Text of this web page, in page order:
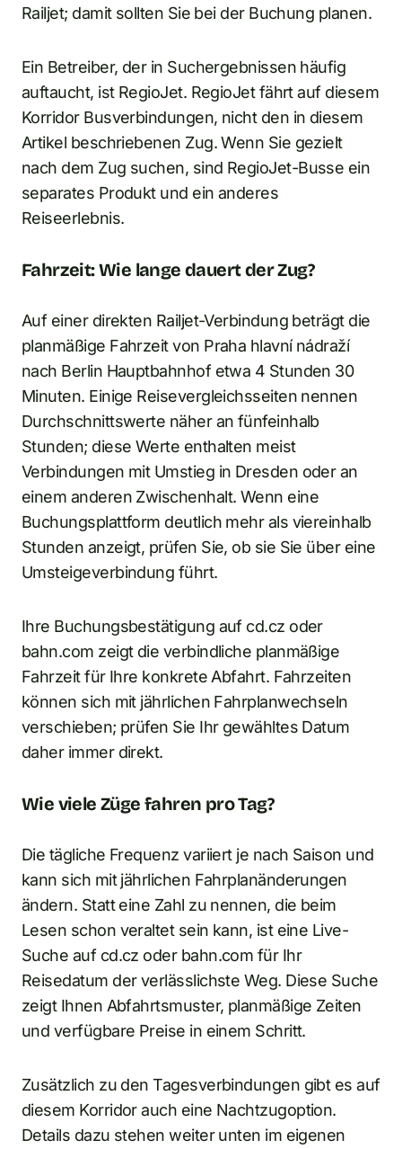
Railjet; damit sollten Sie bei der Buchung planen.
Ein Betreiber, der in Suchergebnissen häufig
auftaucht, ist RegioJet. RegioJet fährt auf diesem
Korridor Busverbindungen, nicht den in diesem
Artikel beschriebenen Zug. Wenn Sie gezielt
nach dem Zug suchen, sind RegioJet-Busse ein
separates Produkt und ein anderes
Reiseerlebnis.
Fahrzeit: Wie lange dauert der Zug?
Auf einer direkten Railjet-Verbindung beträgt die
planmäßige Fahrzeit von Praha hlavní nádraží
nach Berlin Hauptbahnhof etwa 4 Stunden 30
Minuten. Einige Reisevergleichsseiten nennen
Durchschnittswerte näher an fünfeinhalb
Stunden; diese Werte enthalten meist
Verbindungen mit Umstieg in Dresden oder an
einem anderen Zwischenhalt. Wenn eine
Buchungsplattform deutlich mehr als viereinhalb
Stunden anzeigt, prüfen Sie, ob sie Sie über eine
Umsteigeverbindung führt.
Ihre Buchungsbestätigung auf cd.cz oder
bahn.com zeigt die verbindliche planmäßige
Fahrzeit für Ihre konkrete Abfahrt. Fahrzeiten
können sich mit jährlichen Fahrplanwechseln
verschieben; prüfen Sie Ihr gewähltes Datum
daher immer direkt.
Wie viele Züge fahren pro Tag?
Die tägliche Frequenz variiert je nach Saison und
kann sich mit jährlichen Fahrplanänderungen
ändern. Statt eine Zahl zu nennen, die beim
Lesen schon veraltet sein kann, ist eine Live-
Suche auf cd.cz oder bahn.com für Ihr
Reisedatum der verlässlichste Weg. Diese Suche
zeigt Ihnen Abfahrtsmuster, planmäßige Zeiten
und verfügbare Preise in einem Schritt.
Zusätzlich zu den Tagesverbindungen gibt es auf
diesem Korridor auch eine Nachtzugoption.
Details dazu stehen weiter unten im eigenen